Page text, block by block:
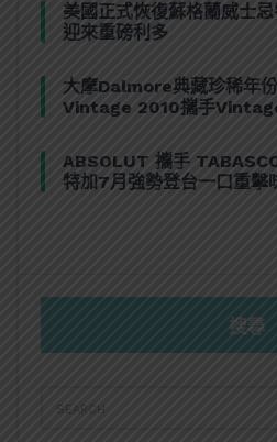
美國正式恢復蘇格蘭威士
迎來重磅利多
大摩Dalmore典藏珍稀年
Vintage 2010攜手
ABSOLUT 攜手
特加7月強勢登台一口重擊
搜尋
FOR: